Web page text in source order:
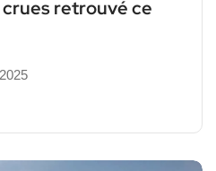
retrouvé ce